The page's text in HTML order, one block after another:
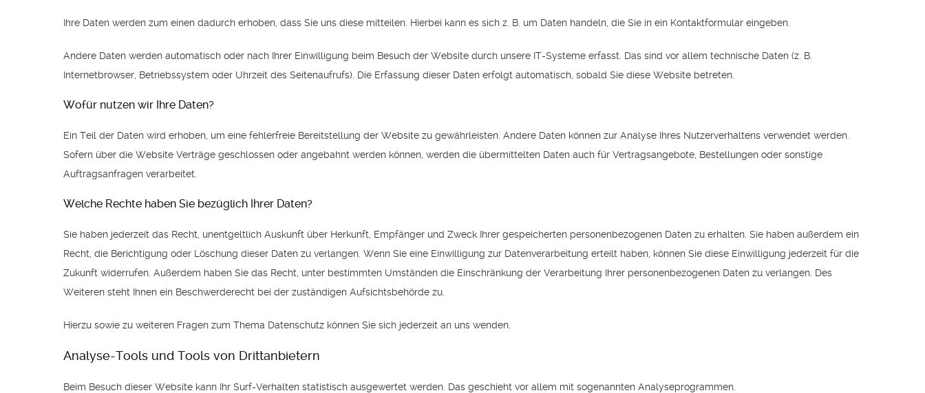
Ihre Daten werden zum einen dadurch erhoben, dass Sie uns diese mitteilen. Hierbei kann es sich z. B. um Daten handeln, die Sie in ein Kontaktformular eingeben.
Andere Daten werden automatisch oder nach Ihrer Einwilligung beim Besuch der Website durch unsere IT-Systeme erfasst. Das sind vor allem technische Daten (z. B.
Internetbrowser, Betriebssystem oder Uhrzeit des Seitenaufrufs). Die Erfassung dieser Daten erfolgt automatisch, sobald Sie diese Website betreten.
Wofür nutzen wir Ihre Daten?
Ein Teil der Daten wird erhoben, um eine fehlerfreie Bereitstellung der Website zu gewährleisten. Andere Daten können zur Analyse Ihres Nutzerverhaltens verwendet werden.
Sofern über die Website Verträge geschlossen oder angebahnt werden können, werden die übermittelten Daten auch für Vertragsangebote, Bestellungen oder sonstige
Auftragsanfragen verarbeitet.
Welche Rechte haben Sie bezüglich Ihrer Daten?
Sie haben jederzeit das Recht, unentgeltlich Auskunft über Herkunft, Empfänger und Zweck Ihrer gespeicherten personenbezogenen Daten zu erhalten. Sie haben außerdem ein
Recht, die Berichtigung oder Löschung dieser Daten zu verlangen. Wenn Sie eine Einwilligung zur Datenverarbeitung erteilt haben, können Sie diese Einwilligung jederzeit für die
Zukunft widerrufen. Außerdem haben Sie das Recht, unter bestimmten Umständen die Einschränkung der Verarbeitung Ihrer personenbezogenen Daten zu verlangen. Des
Weiteren steht Ihnen ein Beschwerderecht bei der zuständigen Aufsichtsbehörde zu.
Hierzu sowie zu weiteren Fragen zum Thema Datenschutz können Sie sich jederzeit an uns wenden.
Analyse-Tools und Tools von Dritt­anbietern
Beim Besuch dieser Website kann Ihr Surf-Verhalten statistisch ausgewertet werden. Das geschieht vor allem mit sogenannten Analyseprogrammen.